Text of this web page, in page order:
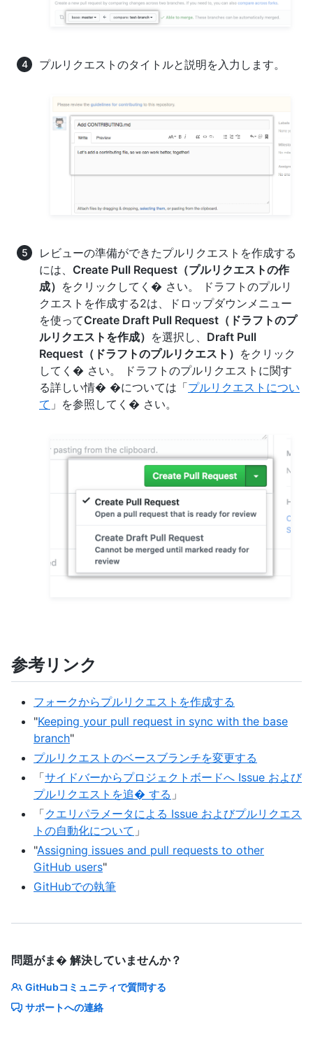
プルリクエストのタイトルと説明を入力します。
レビューの準備ができたプルリクエストを作成する
には、 Create Pull Request（プルリクエストの作
成） をクリックしてく� さい。 ドラフトのプルリ
クエストを作成する2は、ドロップダウンメニュー
を使ってCreate Draft Pull Request（ドラフトのプ
ルリクエストを作成） を選択し、 Draft Pull
Request（ドラフトのプルリクエスト） をクリック
してく� さい。 ドラフトのプルリクエストに関す
る詳しい情� �については「プルリクエストについ
て 」を参照してく� さい。
参考リンク
フォークからプルリクエストを作成する
"Keeping your pull request in sync with the base
branch"
プルリクエストのベースブランチを変更する
「サイドバーからプロジェクトボードへ Issue および
プルリクエストを追� する 」
「クエリパラメータによる Issue およびプルリクエス
トの自動化について 」
"Assigning issues and pull requests to other
GitHub users"
GitHubでの執筆
問題がま� 解決していませんか？
GitHubコミュニティで質問する
サポートへの連絡